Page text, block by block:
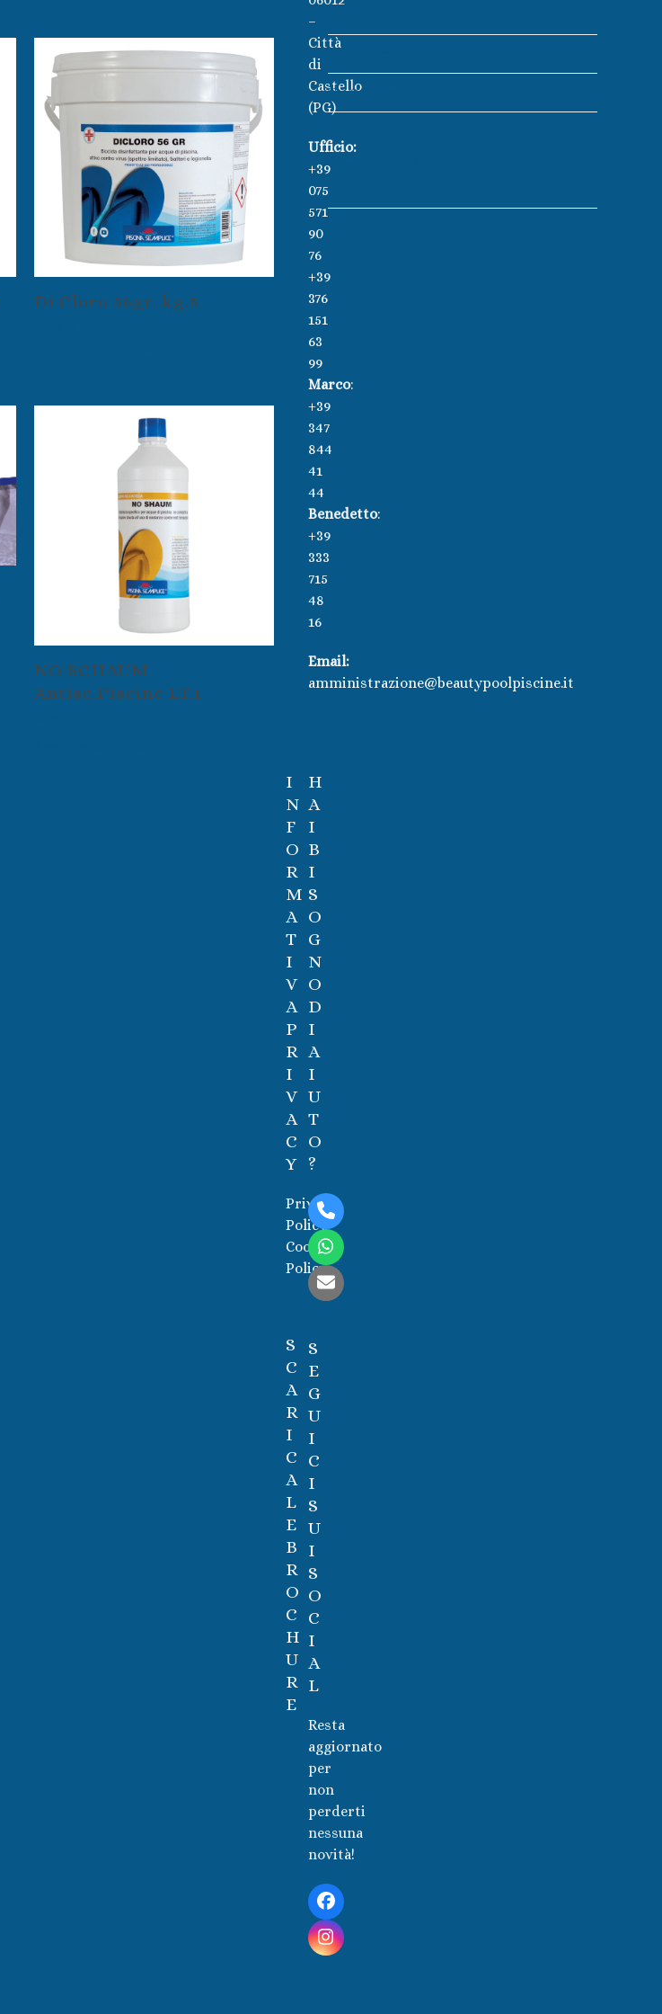
Di Cloro 56gr. kg.5
NO SCHAUM
Antisc.Piscine LT.1
Trattamento acqua
–
Città
di
Castello
(PG)
Ufficio:
+39
075
571
90
76
+39
376
151
63
99
Marco:
+39
347
844
41
44
Benedetto:
+39
333
715
48
16
Email:
amministrazione@beautypoolpiscine.it
I
N
F
O
R
M
A
T
I
V
A
P
R
I
V
A
C
Y
Privacy
Policy
Cookie
Policy
S
C
A
R
I
C
A
L
E
B
R
O
C
H
U
R
E
H
A
I
B
I
S
O
G
N
O
D
I
A
I
U
T
O
?
Telefono
Whatsapp
Email
S
E
G
U
I
C
I
S
U
I
S
O
C
I
A
L
Resta
aggiornato
per
non
perderti
nessuna
novità!
Facebook
Instagram